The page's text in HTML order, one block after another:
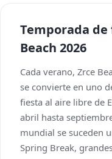
Temporada
Beach 2026
Cada verano, Zrce
se convierte en uno
fiesta al aire libre de
abril hasta
mundial se suceden
Spring Break,